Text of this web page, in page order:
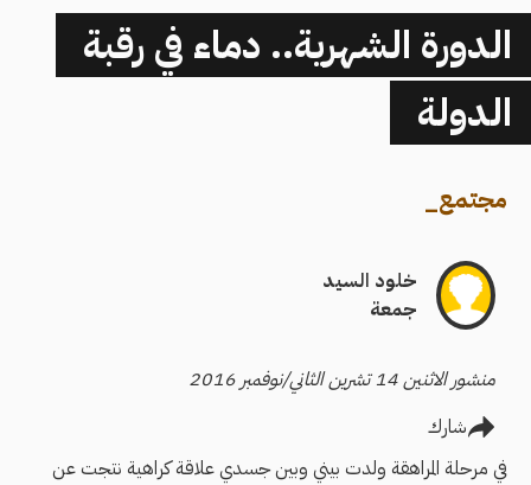
الدورة الشهرية.. دماء في رقبة
الدولة
مجتمع_
خلود السيد
جمعة
منشور الاثنين 14 تشرين الثاني/نوفمبر 2016
شارك
في مرحلة المراهقة ولدت بيني وبين جسدي علاقة كراهية نتجت عن